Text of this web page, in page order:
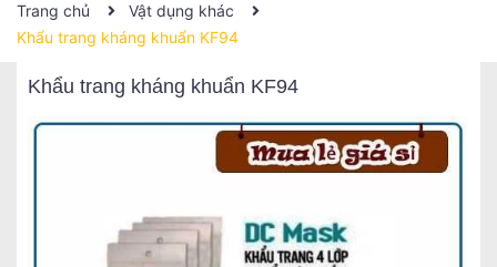
Trang chủ
Vật dụng khác
Khẩu trang kháng khuẩn KF94
Khẩu trang kháng khuẩn KF94